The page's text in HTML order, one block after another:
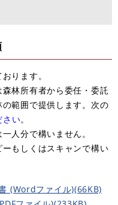
ります。
林所有者から委任・委託
範囲で提供します。次の
さい。
人分で構いません。
もしくはスキャンで構い
(Wordファイル)(66KB)